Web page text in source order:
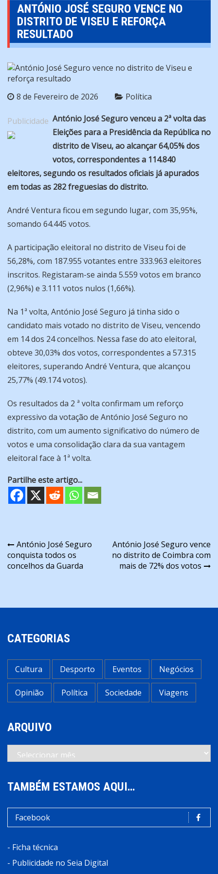
ANTÓNIO JOSÉ SEGURO VENCE NO
DISTRITO DE VISEU E REFORÇA
RESULTADO
8 de Fevereiro de 2026 Política
Publicidade António José Seguro venceu a 2ª volta das
Eleições para a Presidência da República no
distrito de Viseu, ao alcançar 64,05% dos
votos, correspondentes a 114.840
eleitores, segundo os resultados oficiais já apurados
em todas as 282 freguesias do distrito.
André Ventura ficou em segundo lugar, com 35,95%,
somando 64.445 votos.
A participação eleitoral no distrito de Viseu foi de
56,28%, com 187.955 votantes entre 333.963 eleitores
inscritos. Registaram-se ainda 5.559 votos em branco
(2,96%) e 3.111 votos nulos (1,66%).
Na 1ª volta, António José Seguro já tinha sido o
candidato mais votado no distrito de Viseu, vencendo
em 14 dos 24 concelhos. Nessa fase do ato eleitoral,
obteve 30,03% dos votos, correspondentes a 57.315
eleitores, superando André Ventura, que alcançou
25,77% (49.174 votos).
Os resultados da 2 ª volta confirmam um reforço
expressivo da votação de António José Seguro no
distrito, com um aumento significativo do número de
votos e uma consolidação clara da sua vantagem
eleitoral face à 1ª volta.
Partilhe este artigo...
Navegação
de
António José Seguro
conquista todos os
concelhos da Guarda
António José Seguro vence
no distrito de Coimbra com
mais de 72% dos votos
CATEGORIAS
Cultura Desporto Eventos Negócios
Opinião Política Sociedade Viagens
ARQUIVO
Arquivo
TAMBÉM ESTAMOS AQUI…
Facebook
- Ficha técnica
- Publicidade no Seia Digital